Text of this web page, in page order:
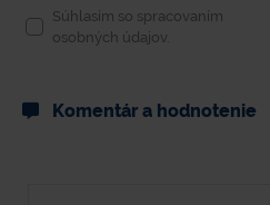
Súhlasím so spracovaním
osobných údajov.
Komentár a hodnotenie